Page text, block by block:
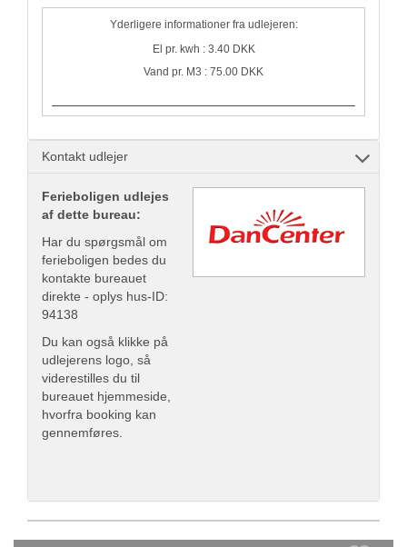
Yderligere informationer fra udlejeren:
El pr. kwh : 3.40 DKK
Vand pr. M3 : 75.00 DKK
Kontakt udlejer
Ferieboligen udlejes
af dette bureau:
Har du spørgsmål om
ferieboligen bedes du
kontakte bureauet
direkte - oplys hus-ID:
94138
Du kan også klikke på
udlejerens logo, så
viderestilles du til
bureauet hjemmeside,
hvorfra booking kan
gennemføres.